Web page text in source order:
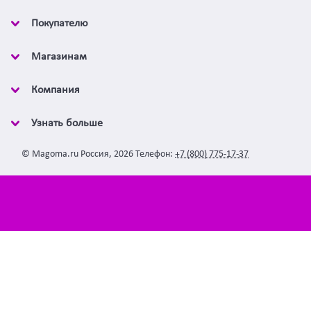
Покупателю
Магазинам
Компания
Узнать больше
© Magoma.ru Россия, 2026 Телефон: +7 (800) 775-17-37